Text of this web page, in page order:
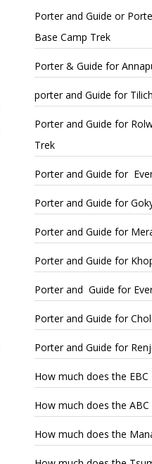
Porter and Guide or
Base Camp Trek
Porter & Guide for
porter and Guide for
Porter and Guide for
Trek
Porter and Guide for
Porter and Guide for
Porter and Guide for
Porter and Guide for
Porter and Guide for
Porter and Guide for
Porter and Guide for
How much does the EBC
How much does the ABC
How much does the